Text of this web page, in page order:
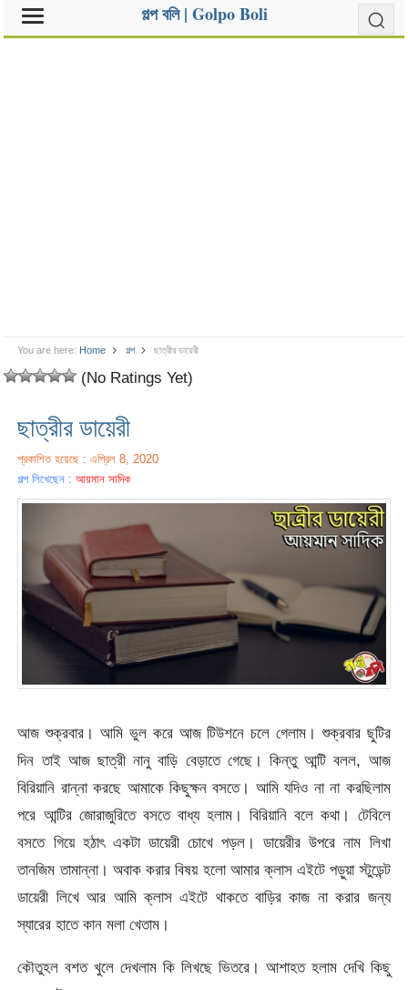
গল্প বলি | Golpo Boli
You are here: Home গল্প ছাত্রীর ডায়েরী
(No Ratings Yet)
ছাত্রীর ডায়েরী
প্রকাশিত হয়েছে : এপ্রিল 8, 2020
গল্প লিখেছেন :আয়মান সাদিক
আজ শুক্রবার। আমি ভুল করে আজ টিউশনে চলে গেলাম। শুক্রবার ছুটির
দিন তাই আজ ছাত্রী নানু বাড়ি বেড়াতে গেছে। কিন্তু আন্টি বলল, আজ
বিরিয়ানি রান্না করছে আমাকে কিছুক্ষন বসতে। আমি যদিও না না করছিলাম
পরে আন্টির জোরাজুরিতে বসতে বাধ্য হলাম। বিরিয়ানি বলে কথা। টেবিলে
বসতে গিয়ে হঠাৎ একটা ডায়েরী চোখে পড়ল। ডায়েরীর উপরে নাম লিখা
তানজিম তামান্না। অবাক করার বিষয় হলো আমার ক্লাস এইটে পড়ুয়া স্টুডেন্ট
ডায়েরী লিখে আর আমি ক্লাস এইটে থাকতে বাড়ির কাজ না করার জন্য
স্যারের হাতে কান মলা খেতাম।
কৌতুহল বশত খুলে দেখলাম কি লিখছে ভিতরে। আশাহত হলাম দেখি কিছু